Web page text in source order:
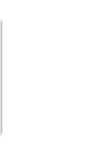
ります。